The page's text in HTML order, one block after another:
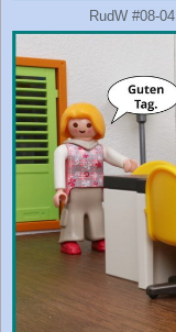
RudW #08-